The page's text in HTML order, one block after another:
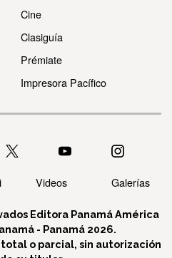
Cine
Clasiguía
Prémiate
Impresora Pacífico
Videos Galerías
Editora Panamá América
- Panamá 2026.
o parcial, sin autorización